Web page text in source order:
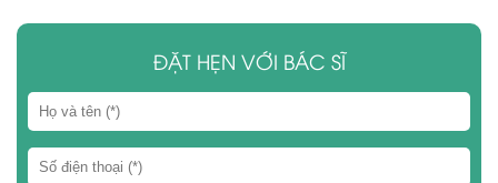
ĐẶT HẸN VỚI BÁC SĨ